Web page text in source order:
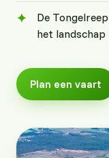
De
het landschap
Plan een vaart